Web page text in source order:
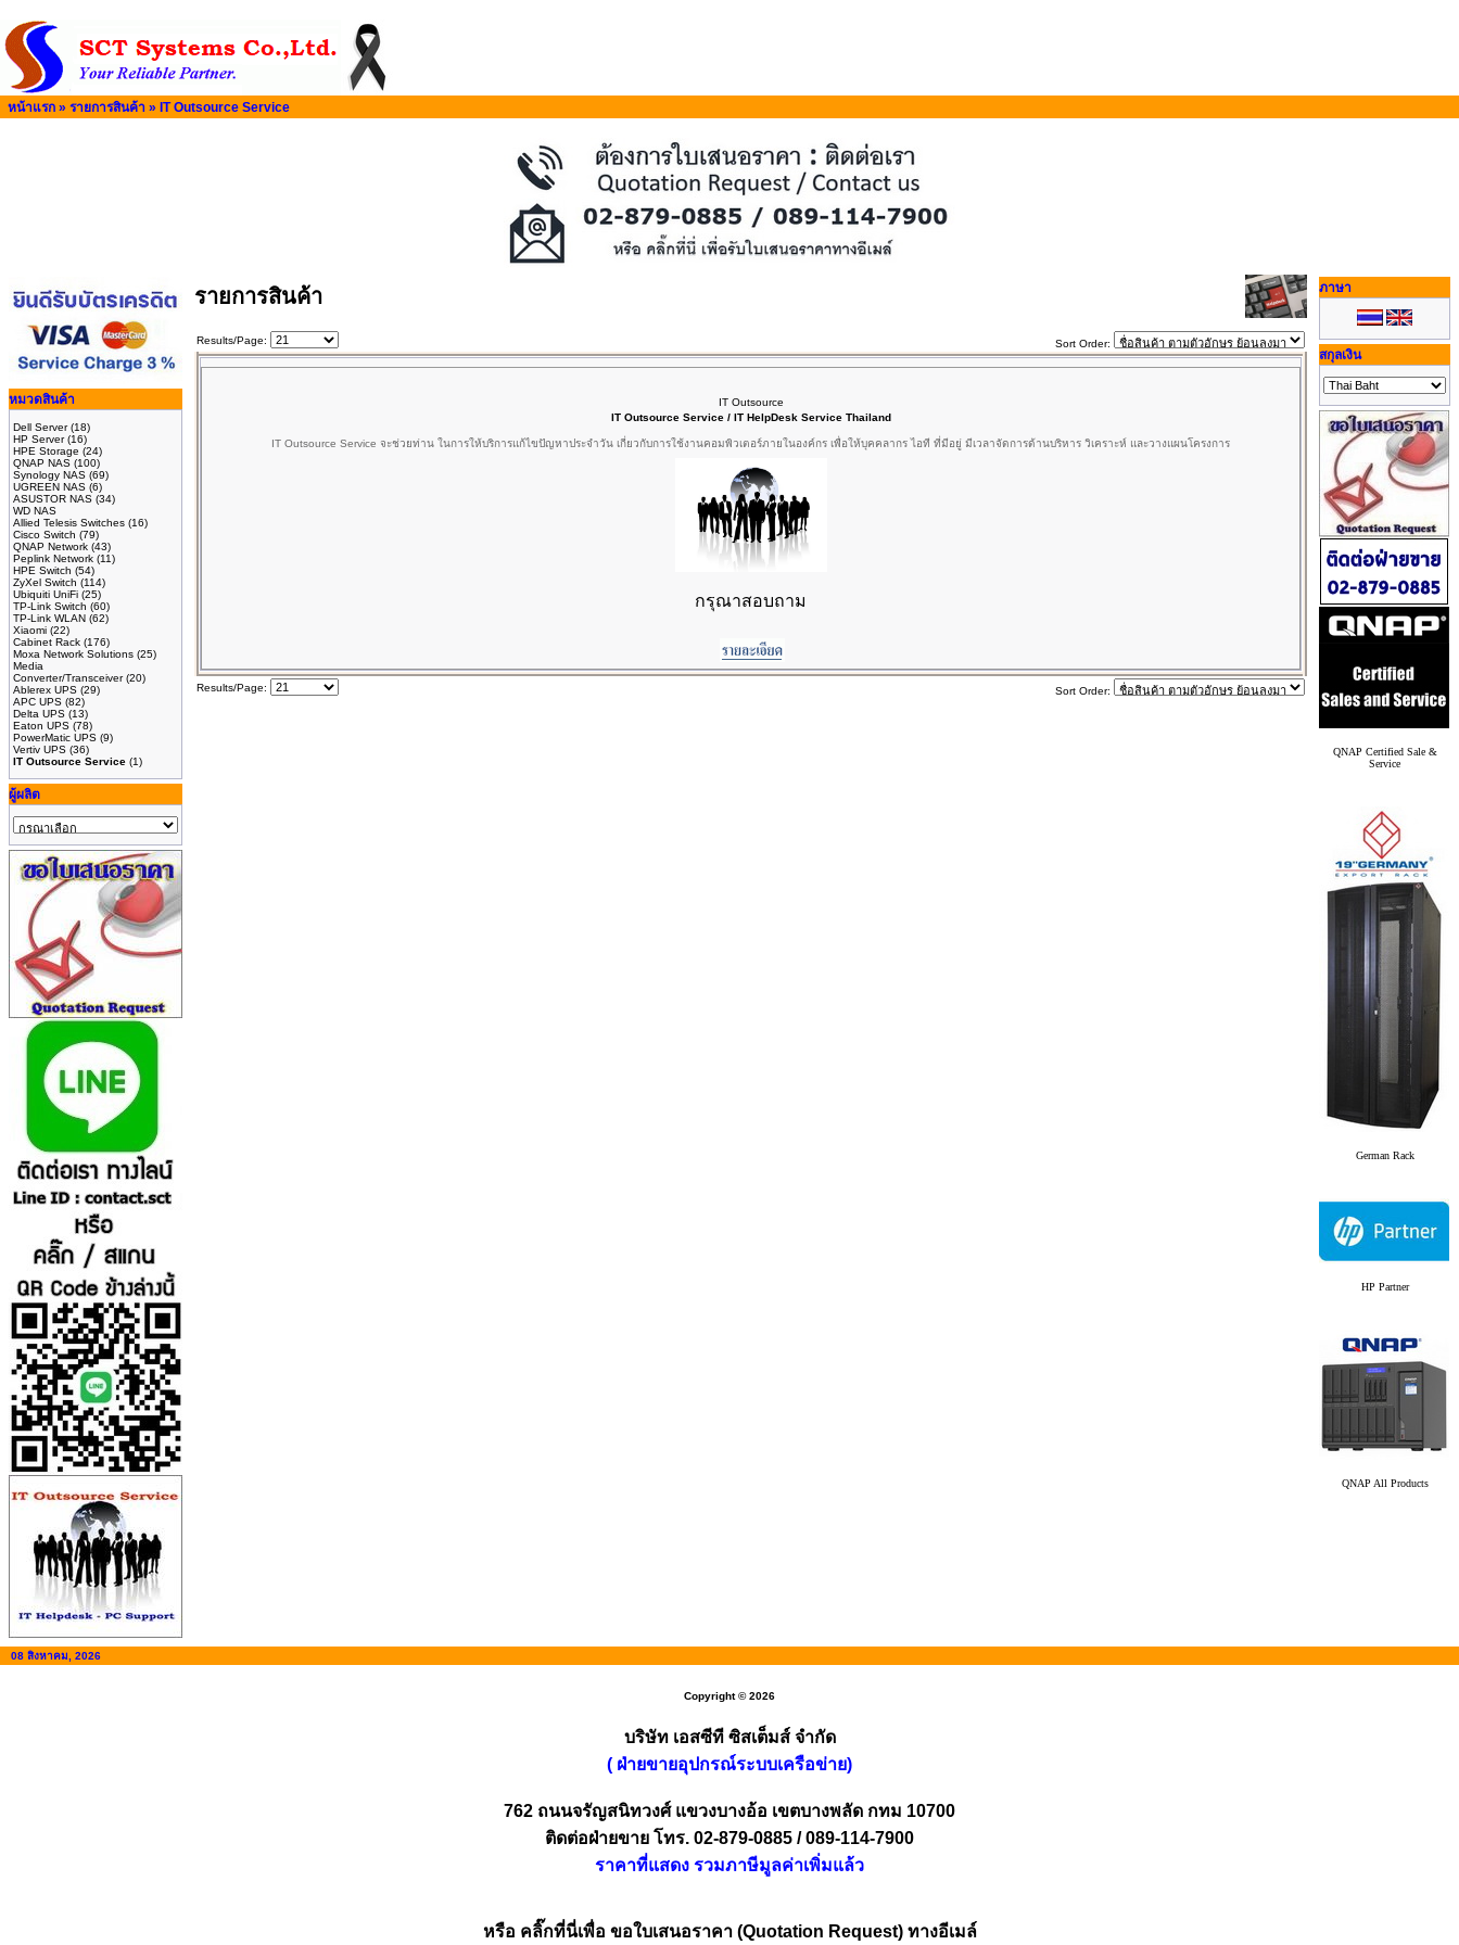
หน้าแรก » รายการสินค้า » IT Outsource Service
หมวดสินค้า
Dell Server(18)
HP Server(16)
HPE Storage (24)
QNAP NAS (100)
Synology NAS (69)
UGREEN NAS (6)
ASUSTOR NAS (34)
WD NAS
Allied Telesis Switches (16)
Cisco Switch (79)
QNAP Network (43)
Peplink Network (11)
HPE Switch (54)
ZyXel Switch (114)
Ubiquiti UniFi (25)
TP-Link Switch (60)
TP-Link WLAN (62)
Xiaomi (22)
Cabinet Rack (176)
Moxa Network Solutions (25)
Media
Converter/Transceiver(20)
Ablerex UPS (29)
APC UPS (82)
Delta UPS (13)
Eaton UPS (78)
PowerMatic UPS (9)
Vertiv UPS (36)
IT Outsource Service (1)
ผู้ผลิต
รายการสินค้า
Results/Page: Sort Order:
IT Outsource
IT Outsource Service / IT HelpDesk Service Thailand
IT Outsource Service จะช่วยท่าน ในการให้บริการแก้ไขปัญหาประจำวัน เกี่ยวกับการใช้งานคอมพิวเตอร์ภายในองค์กร เพื่อให้บุคคลากร ไอที ที่มีอยู่ มีเวลาจัดการด้านบริหาร วิเคราะห์ และวางแผนโครงการ
กรุณาสอบถาม
Results/Page: Sort Order:
ภาษา
สกุลเงิน
QNAP Certified Sale &
Service
German Rack
HP Partner
QNAP All Products
08 สิงหาคม, 2026
Copyright © 2026
บริษัท เอสซีที ซิสเต็มส์ จำกัด
( ฝ่ายขายอุปกรณ์ระบบเครือข่าย)
762 ถนนจรัญสนิทวงศ์ แขวงบางอ้อ เขตบางพลัด กทม 10700
ติดต่อฝ่ายขาย โทร. 02-879-0885 / 089-114-7900
ราคาที่แสดง รวมภาษีมูลค่าเพิ่มแล้ว
หรือ คลิ๊กที่นี่เพื่อ ขอใบเสนอราคา (Quotation Request) ทางอีเมล์